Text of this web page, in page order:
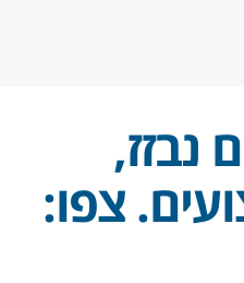
נבזז,
צפו: